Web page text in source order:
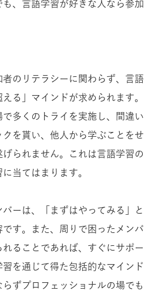
、言語学習が好きな人なら参加
者のリテラシーに関わらず、言語
る」マインドが求められます。
多くのトライを実施し、間違い
を貰い、他人から学ぶことをせ
られません。これは言語学習の
当てはまります。
ーは、「まずはやってみる」と
す。また、周りで困ったメンバ
ることであれば、すぐにサポー
習を通じて得た包括的なマインド
ずプロフェッショナルの場でも